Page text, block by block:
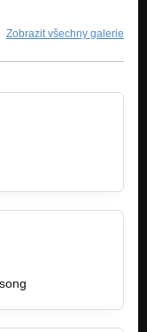
Zobrazit všechny galerie